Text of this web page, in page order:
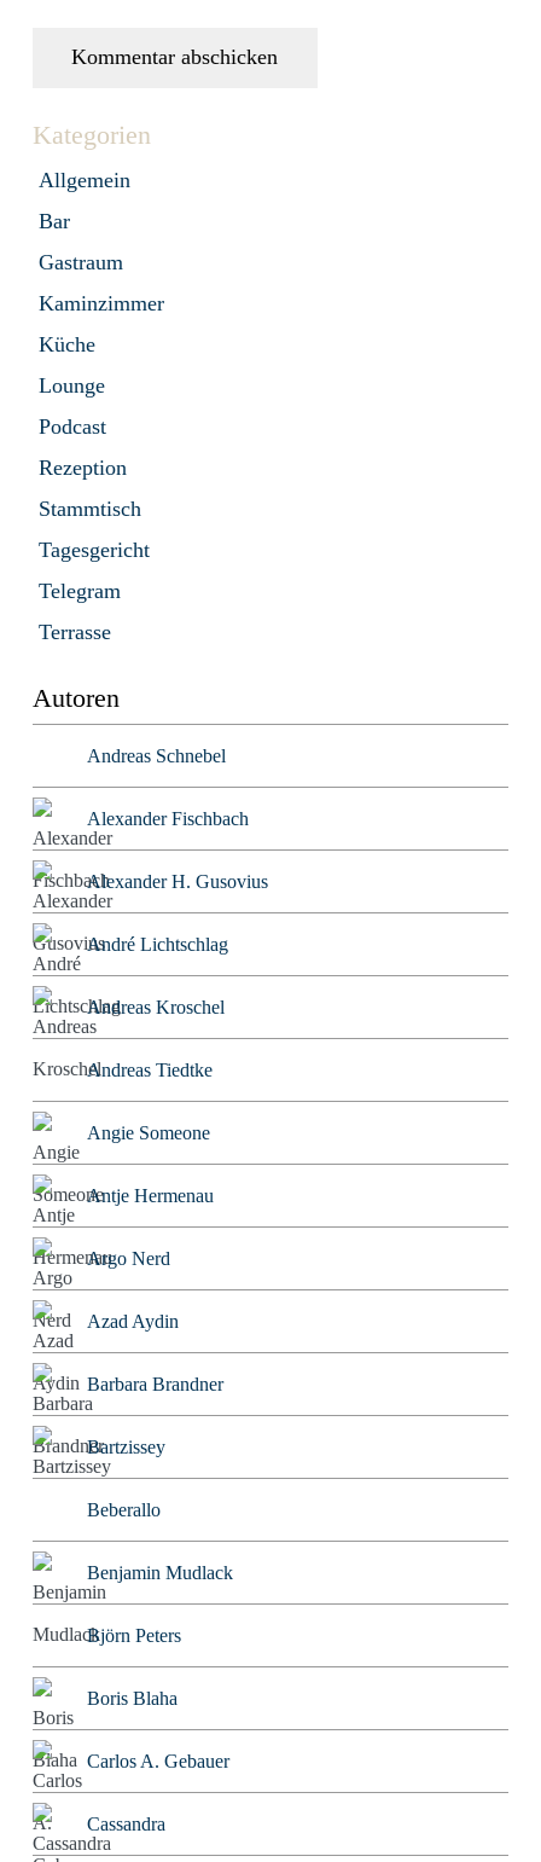
Kommentar abschicken
Kategorien
Allgemein
Bar
Gastraum
Kaminzimmer
Küche
Lounge
Podcast
Rezeption
Stammtisch
Tagesgericht
Telegram
Terrasse
Autoren
Andreas Schnebel
Alexander Fischbach
Alexander H. Gusovius
André Lichtschlag
Andreas Kroschel
Andreas Tiedtke
Angie Someone
Antje Hermenau
Argo Nerd
Azad Aydin
Barbara Brandner
Bartzissey
Beberallo
Benjamin Mudlack
Björn Peters
Boris Blaha
Carlos A. Gebauer
Cassandra